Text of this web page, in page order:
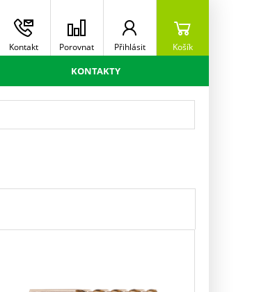
Kontakt Porovnat Přihlásit Košík
KONTAKTY